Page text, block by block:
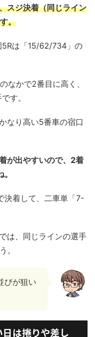
スジ決着（同じライン
。
は「15/62/734」の
なかで2番目に高く、
す。
なり高い5番車の宿口
が出やすいので、2着
決着して、二車単「7-
は、同じラインの選手
。
びが狙い
は捲りや差し